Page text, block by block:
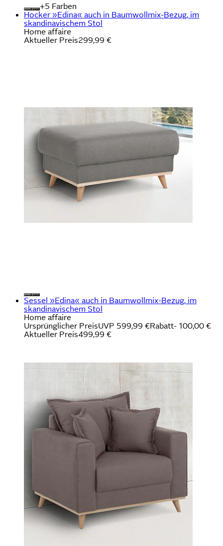
+
Farben
Hocker »Edina« auch in Baumwollmix-Bezug, im
skandinavischem Stol
Home affaire
Aktueller Preis299,99 €
Sessel »Edina« auch in Baumwollmix-Bezug, im
skandinavischem Stol
Home affaire
Ursprünglicher PreisUVP 599,99 €Rabatt- 100,00 €
Aktueller Preis499,99 €